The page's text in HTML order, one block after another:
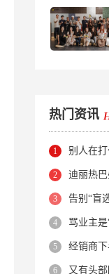
热门资讯